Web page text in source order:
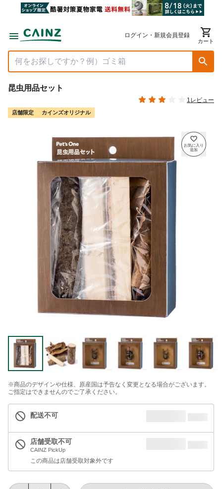
ログイン・新規会員登録
カート
昆虫用品セット
1レビュー
店舗限定 カインズオリジナル
※商品のデザインや仕様、原産国は予告なく変更となる場合がございます。
ご指定はできませんのでご了承ください。
配送不可
店舗受取不可
CAINZ PickUp
この商品は店舗受取対象外です